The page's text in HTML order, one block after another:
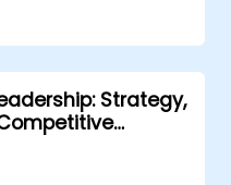
行为及其对工作氛围
领导适应力和团队绩
Strategy,